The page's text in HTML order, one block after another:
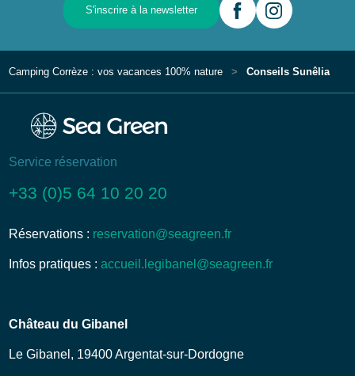
S'inscrire à la newsletter
Camping Corrèze : vos vacances 100% nature Conseils Sunêlia
Service réservation
+33 (0)5 64 10 20 20
Réservations : reservation@seagreen.fr
Infos pratiques : accueil.legibanel@seagreen.fr
Château du Gibanel
Le Gibanel, 19400 Argentat-sur-Dordogne